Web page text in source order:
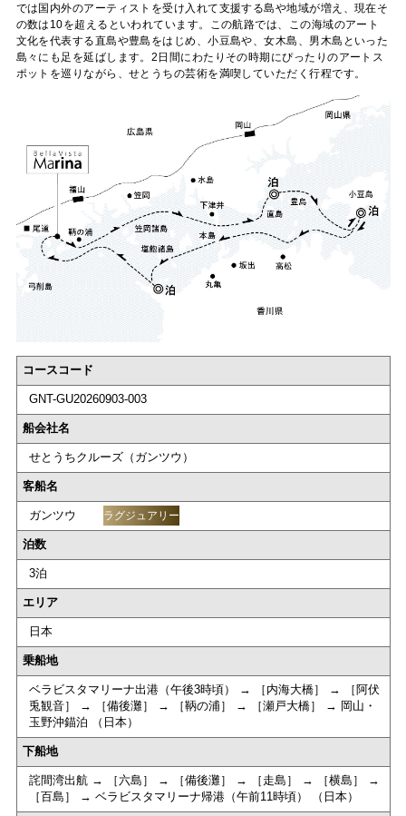
では国内外のアーティストを受け入れて支援する島や地域が増え、現在そ
の数は10を超えるといわれています。この航路では、この海域のアート
文化を代表する直島や豊島をはじめ、小豆島や、女木島、男木島といった
島々にも足を延ばします。2日間にわたりその時期にぴったりのアートス
ポットを巡りながら、せとうちの芸術を満喫していただく行程です。
コースコード
GNT-GU20260903-003
船会社名
せとうちクルーズ（ガンツウ）
客船名
ガンツウ ラグジュアリー
泊数
3泊
エリア
日本
乗船地
ベラビスタマリーナ出港（午後3時頃） → ［内海大橋］ → ［阿伏
兎観音］ → ［備後灘］ → ［鞆の浦］ → ［瀬戸大橋］ → 岡山・
玉野沖錨泊 （日本）
下船地
詫間湾出航 → ［六島］ → ［備後灘］ → ［走島］ → ［横島］ →
［百島］ → ベラビスタマリーナ帰港（午前11時頃） （日本）